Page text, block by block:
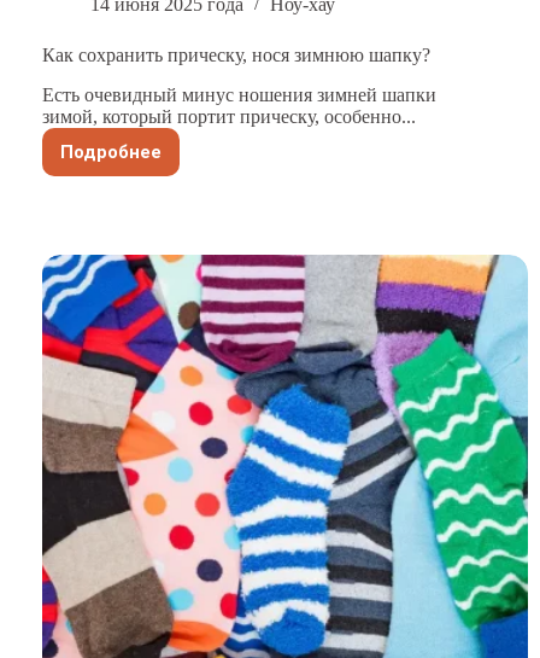
14 июня 2025 года Ноу-хау
Как сохранить прическу, нося зимнюю шапку?
Есть очевидный минус ношения зимней шапки
зимой, который портит прическу, особенно...
Подробнее
Как
сохранить
шапку?